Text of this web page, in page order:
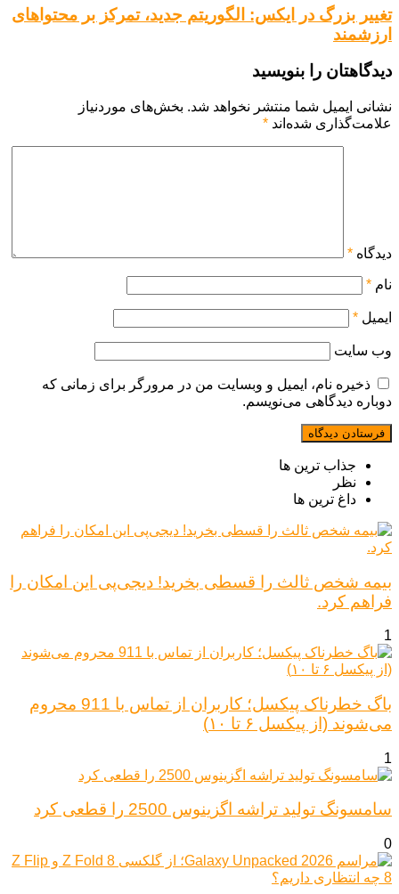
تغییر بزرگ در ایکس: الگوریتم جدید، تمرکز بر محتواهای
ارزشمند
دیدگاهتان را بنویسید
نشانی ایمیل شما منتشر نخواهد شد. بخش‌های موردنیاز
علامت‌گذاری شده‌اند *
دیدگاه *
نام *
ایمیل *
وب‌ سایت
ذخیره نام، ایمیل و وبسایت من در مرورگر برای زمانی که
دوباره دیدگاهی می‌نویسم.
جذاب ترین ها
نظر
داغ ترین ها
بیمه شخص ثالث را قسطی بخرید! دیجی‌پی این امکان را
فراهم کرد.
1
باگ خطرناک پیکسل؛ کاربران از تماس با 911 محروم
می‌شوند (از پیکسل ۶ تا ۱۰)
1
سامسونگ تولید تراشه اگزینوس 2500 را قطعی کرد
0